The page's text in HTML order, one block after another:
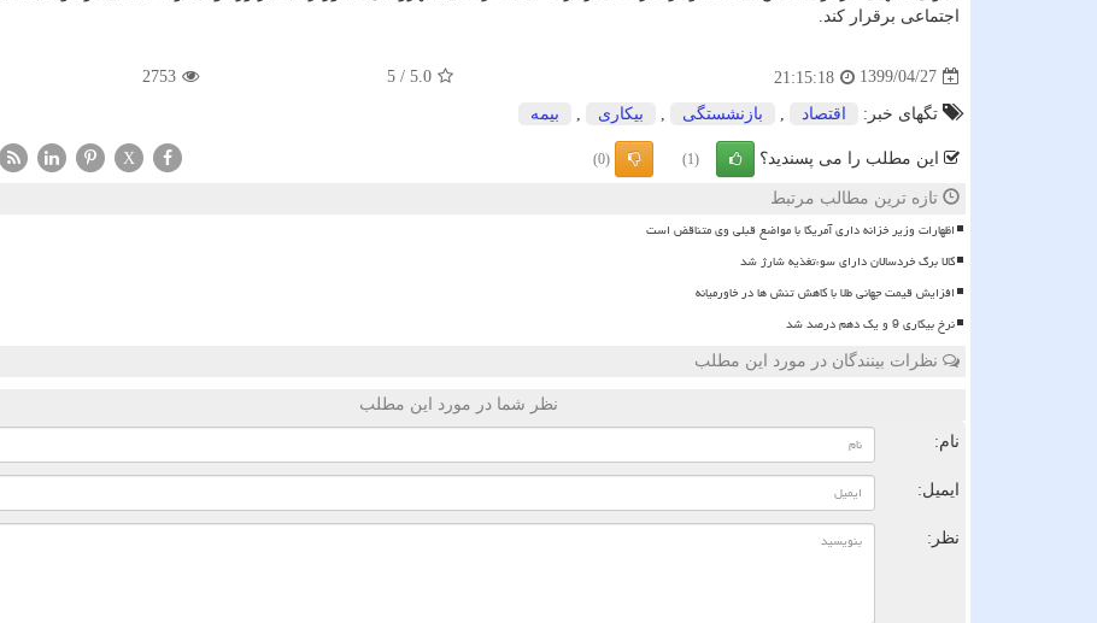
اجتماعی برقرار کند.
1399/04/27
21:15:18
5.0
/
5
2753
تگهای خبر: اقتصاد بازنشستگی بیكاری بیمه
این مطلب را می پسندید؟ (1)
(0)
X
تازه ترین مطالب مرتبط
اظهارات وزیر خزانه داری آمریکا با مواضع قبلی وی متناقض است
کالا برگ خردسالان دارای سوءتغذیه شارژ شد
افزایش قیمت جهانی طلا با کاهش تنش ها در خاورمیانه
نرخ بیکاری 9 و یک دهم درصد شد
نظرات بینندگان در مورد این مطلب
نظر شما در مورد این مطلب
نام:
ایمیل:
نظر: